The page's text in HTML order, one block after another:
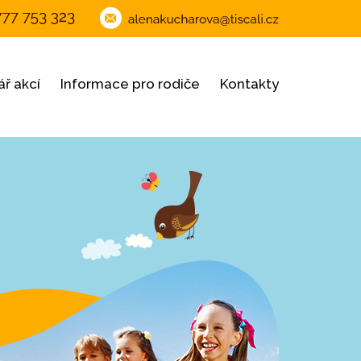
akcí Informace pro rodiče Kontakty